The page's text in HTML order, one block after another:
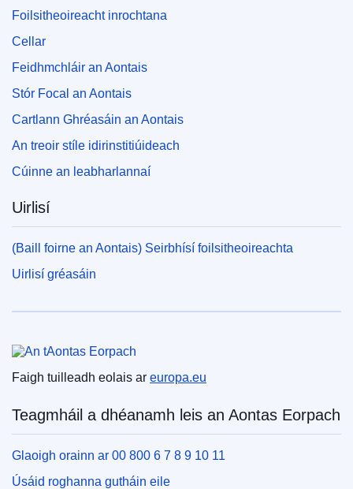
Foilsitheoireacht inrochtana
Cellar
Feidhmchláir an Aontais
Stór Focal an Aontais
Cartlann Ghréasáin an Aontais
An treoir stíle idirinstitiúideach
Cúinne an leabharlannaí
Uirlisí
(Baill foirne an Aontais) Seirbhísí foilsitheoireachta
Uirlisí gréasáin
Faigh tuilleadh eolais ar europa.eu
Teagmháil a dhéanamh leis an Aontas Eorpach
Glaoigh orainn ar 00 800 6 7 8 9 10 11
Úsáid roghanna gutháin eile